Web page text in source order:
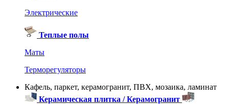
Электрические
Теплые полы
Маты
Терморегуляторы
Кафель, паркет, керамогранит, ПВХ, мозаика, ламинат
Керамическая плитка / Керамогранит